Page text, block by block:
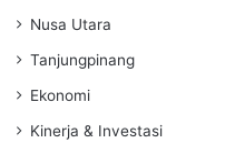
Nusa Utara
Tanjungpinang
Ekonomi
Kinerja & Investasi